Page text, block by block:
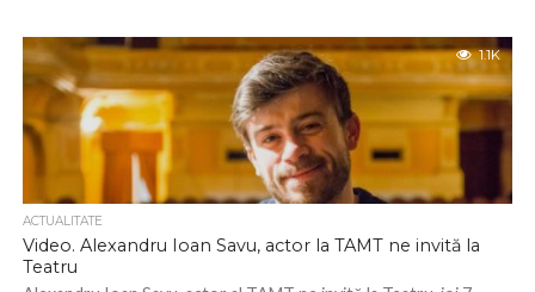
1.1K
ACTUALITATE
Video. Alexandru Ioan Savu, actor la TAMT ne invită la
Teatru